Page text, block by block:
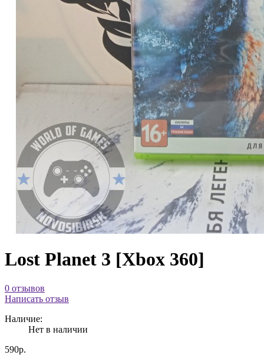
Lost Planet 3 [Xbox 360]
0 отзывов
Написать отзыв
Наличие:
Нет в наличии
590р.